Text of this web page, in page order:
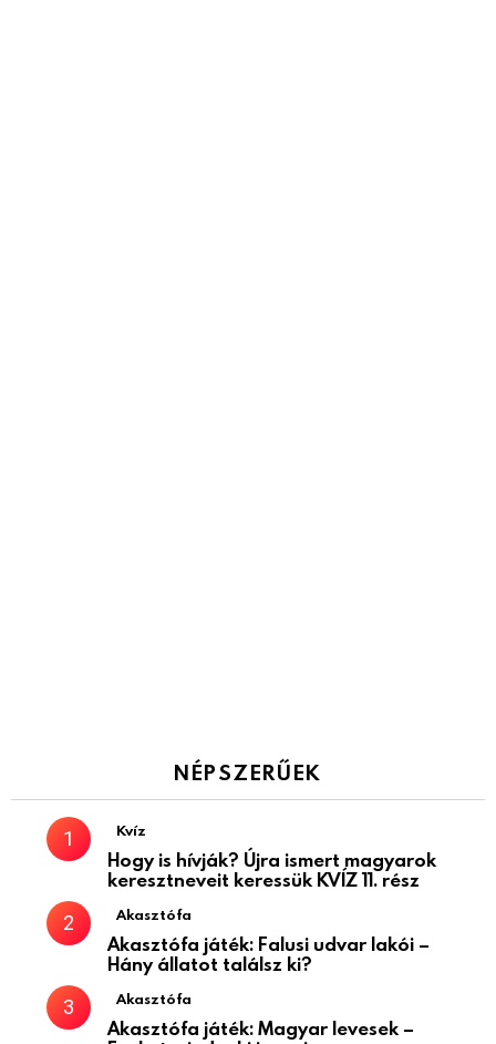
NÉPSZERŰEK
Kvíz
Hogy is hívják? Újra ismert magyarok
keresztneveit keressük KVÍZ 11. rész
Akasztófa
Akasztófa játék: Falusi udvar lakói –
Hány állatot találsz ki?
Akasztófa
Akasztófa játék: Magyar levesek –